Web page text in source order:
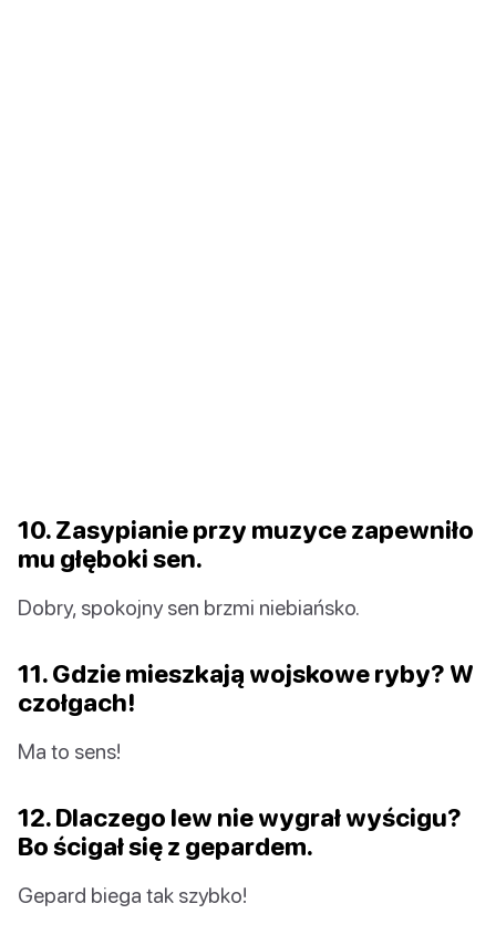
10. Zasypianie przy muzyce zapewniło
mu głęboki sen.
Dobry, spokojny sen brzmi niebiańsko.
11. Gdzie mieszkają wojskowe ryby? W
czołgach!
Ma to sens!
12. Dlaczego lew nie wygrał wyścigu?
Bo ścigał się z gepardem.
Gepard biega tak szybko!